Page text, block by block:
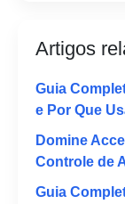
Artigos
Guia
e Por Que
Domine
Controle de
Guia